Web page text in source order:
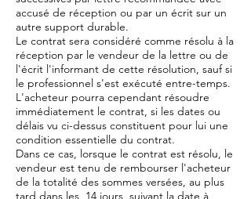
accusé de réception ou par un écrit sur un
autre support durable.
Le contrat sera considéré comme résolu à la
réception par le vendeur de la lettre ou de
l'écrit l'informant de cette résolution, sauf si
le professionnel s'est exécuté entre-temps.
L'acheteur pourra cependant résoudre
immédiatement le contrat, si les dates ou
délais vu ci-dessus constituent pour lui une
condition essentielle du contrat.
Dans ce cas, lorsque le contrat est résolu, le
vendeur est tenu de rembourser l'acheteur
de la totalité des sommes versées, au plus